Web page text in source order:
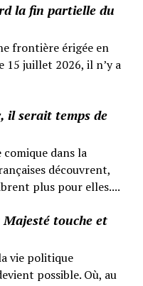
la fin partielle du
frontière érigée en
15 juillet 2026, il n’y a
il serait temps de
comique dans la
découvrent,
plus pour elles....
touche et
vie politique
possible. Où, au